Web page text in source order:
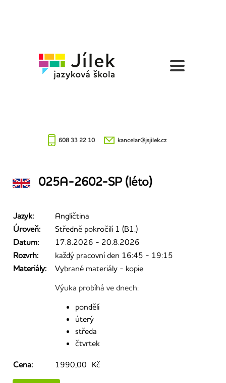
608 33 22 10 kancelar@jsjilek.cz
025A-2602-SP (léto)
Jazyk:
Angličtina
Úroveň:
Středně pokročilí 1 (B1.)
Datum:
17.8.2026 - 20.8.2026
Rozvrh:
každý pracovní den 16:45 - 19:15
Materiály:
Vybrané materiály - kopie
Výuka probíhá ve dnech:
pondělí
úterý
středa
čtvrtek
Cena: 1990,00 Kč